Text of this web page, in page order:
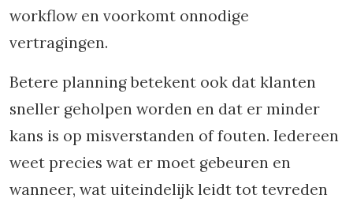
workflow en voorkomt onnodige
vertragingen.
Betere planning betekent ook dat klanten
sneller geholpen worden en dat er minder
kans is op misverstanden of fouten. Iedereen
weet precies wat er moet gebeuren en
wanneer, wat uiteindelijk leidt tot tevreden